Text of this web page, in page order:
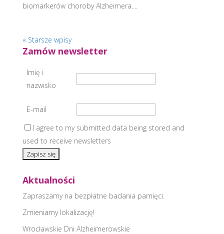
biomarkerów choroby Alzheimera....
« Starsze wpisy
Zamów newsletter
Imię i
nazwisko
E-mail
I agree to my submitted data being stored and
used to receive newsletters
Aktualności
Zapraszamy na bezpłatne badania pamięci.
Zmieniamy lokalizację!
Wrocławskie Dni Alzheimerowskie